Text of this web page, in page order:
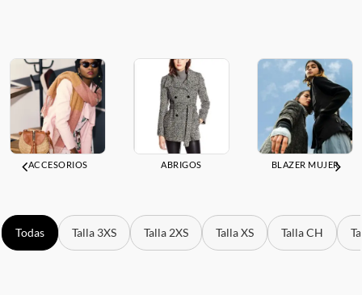
ACCESORIOS ABRIGOS BLAZER MUJER
Todas Talla 3XS Talla 2XS Talla XS Talla CH